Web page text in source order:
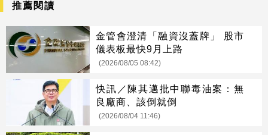
推薦閱讀
金管會澄清「融資沒蓋牌」 股市
儀表板最快9月上路
(2026/08/05 08:42)
快訊／陳其邁批中聯毒油案：無
良廠商、該倒就倒
(2026/08/04 11:46)